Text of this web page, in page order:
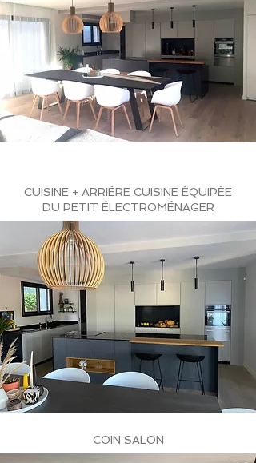
CUISINE + ARRIÈRE CUISINE ÉQUIPÉE
DU PETIT ÉLECTROMÉNAGER
COIN SALON